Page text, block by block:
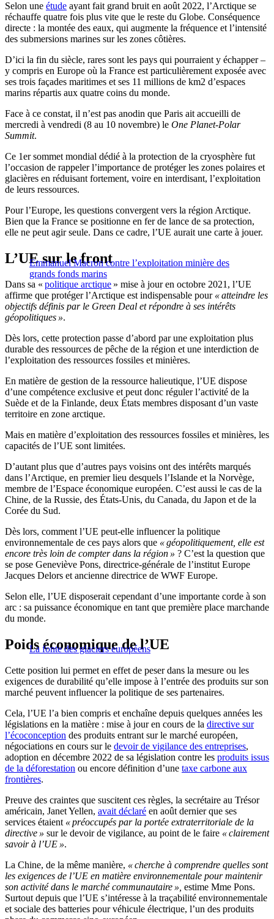
Selon une étude ayant fait grand bruit en août 2022, l’Arctique se
réchauffe quatre fois plus vite que le reste du Globe. Conséquence
directe : la montée des eaux, qui augmente la fréquence et l’intensité
des submersions marines sur les zones côtières.
D’ici la fin du siècle, rares sont les pays qui pourraient y échapper –
y compris en Europe où la France est particulièrement exposée avec
ses trois façades maritimes et ses 11 millions de km2 d’espaces
marins répartis aux quatre coins du monde.
Face à ce constat, il n’est pas anodin que Paris ait accueilli de
mercredi à vendredi (8 au 10 novembre) le One Planet-Polar
Summit.
Ce 1er sommet mondial dédié à la protection de la cryosphère fut
l’occasion de rappeler l’importance de protéger les zones polaires et
glacières en réduisant fortement, voire en interdisant, l’exploitation
de leurs ressources.
Pour l’Europe, les questions convergent vers la région Arctique.
Bien que la France se positionne en fer de lance de sa protection,
elle ne peut agir seule. Dans ce cadre, l’UE aurait une carte à jouer.
Emmanuel Macron contre l’exploitation minière des
grands fonds marins
L’UE sur le front
Dans sa « politique arctique » mise à jour en octobre 2021, l’UE
affirme que protéger l’Arctique est indispensable pour « atteindre les
objectifs définis par le Green Deal et répondre à ses intérêts
géopolitiques ».
Dès lors, cette protection passe d’abord par une exploitation plus
durable des ressources de pêche de la région et une interdiction de
l’exploitation des ressources fossiles et minières.
En matière de gestion de la ressource halieutique, l’UE dispose
d’une compétence exclusive et peut donc réguler l’activité de la
Suède et de la Finlande, deux États membres disposant d’un vaste
territoire en zone arctique.
Mais en matière d’exploitation des ressources fossiles et minières, les
capacités de l’UE sont limitées.
D’autant plus que d’autres pays voisins ont des intérêts marqués
dans l’Arctique, en premier lieu desquels l’Islande et la Norvège,
membre de l’Espace économique européen. C’est aussi le cas de la
Chine, de la Russie, des États-Unis, du Canada, du Japon et de la
Corée du Sud.
Dès lors, comment l’UE peut-elle influencer la politique
environnementale de ces pays alors que « géopolitiquement, elle est
encore très loin de compter dans la région » ? C’est la question que
se pose Geneviève Pons, directrice-générale de l’institut Europe
Jacques Delors et ancienne directrice de WWF Europe.
Selon elle, l’UE disposerait cependant d’une importante corde à son
arc : sa puissance économique en tant que première place marchande
du monde.
La fonte des glaciers européens
Poids économique de l’UE
Cette position lui permet en effet de peser dans la mesure ou les
exigences de durabilité qu’elle impose à l’entrée des produits sur son
marché peuvent influencer la politique de ses partenaires.
Cela, l’UE l’a bien compris et enchaîne depuis quelques années les
législations en la matière : mise à jour en cours de la directive sur
l’écoconception des produits entrant sur le marché européen,
négociations en cours sur le devoir de vigilance des entreprises,
adoption en décembre 2022 de sa législation contre les produits issus
de la déforestation ou encore définition d’une taxe carbone aux
frontières.
Preuve des craintes que suscitent ces règles, la secrétaire au Trésor
américain, Janet Yellen, avait déclaré en août dernier que ses
services étaient « préoccupés par la portée extraterritoriale de la
directive » sur le devoir de vigilance, au point de le faire « clairement
savoir à l’UE ».
La Chine, de la même manière, « cherche à comprendre quelles sont
les exigences de l’UE en matière environnementale pour maintenir
son activité dans le marché communautaire », estime Mme Pons.
Surtout depuis que l’UE s’intéresse à la traçabilité environnementale
et sociale des batteries pour véhicule électrique, l’un des produits